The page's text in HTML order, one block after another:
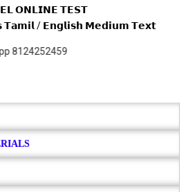
𝗢𝗡𝗟𝗜𝗡𝗘 𝗧𝗘𝗦𝗧
𝗧𝗮𝗺𝗶𝗹 / 𝗘𝗻𝗴𝗹𝗶𝘀𝗵 𝗠𝗲𝗱𝗶𝘂𝗺 𝗧𝗲𝘅𝘁